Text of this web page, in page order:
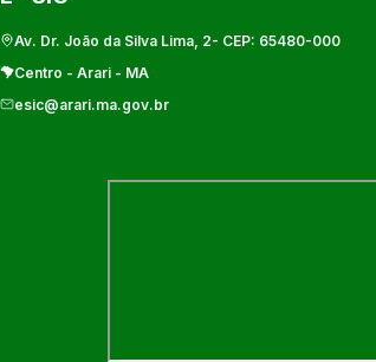
Av. Dr. João da Silva Lima, 2- CEP: 65480-000
Centro - Arari- MA
esic@arari.ma.gov.br